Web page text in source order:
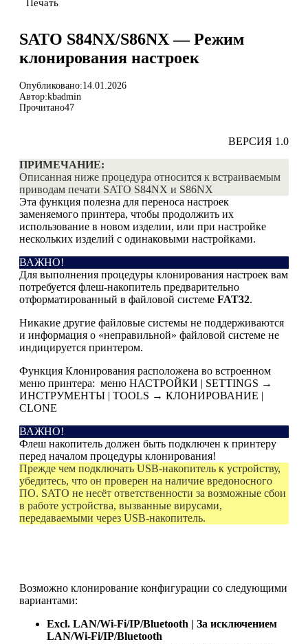
Печать
SATO S84NX/S86NX — Режим
клонирования настроек
Опубликовано:14.01.2026
Автор:kbadmin
Прочитано47
ВЕРСИЯ 1.0
ПРИМЕЧАНИЕ:
Описанная ниже процедура относится к встраиваемым
приводам печати SATO S84NX и S86NX
Эта функция полезна для переноса настроек
заменяемого принтера, чтобы продолжить их
использование в новом изделии, или при настройке
нескольких изделий с одинаковыми настройками.
ВАЖНО!
Для выполнения процедуры клонирования настроек вам
потребуется флеш-накопитель предварительно
отформатированный в файловой системе FAT32.
Никакие другие файловые системы не поддерживаются
и информация о «неправильной» файловой системе не
индицируется принтером.
Функция Клонирования расположена во встроенном
меню принтера: меню НАСТРОЙКИ | SETTINGS →
ИНСТРУМЕНТЫ | TOOLS → КЛОНИРОВАНИЕ |
CLONE
ВАЖНО!
Флеш накопитель должен быть подключен к принтеру
перед началом процедуры клонирования!
Прежде чем подключать USB-накопитель к устройству,
убедитесь, что он проверен на наличие вредоносного
ПО. SATO не несёт ответственности за возможные сбои
в работе устройства, вызванные вирусами,
передаваемыми через USB-накопитель.
Возможно клонирование конфигурации со следующими
вариантами:
Excl. LAN/Wi-Fi/IP/Bluetooth | За исключением
LAN/Wi-Fi/IP/Bluetooth